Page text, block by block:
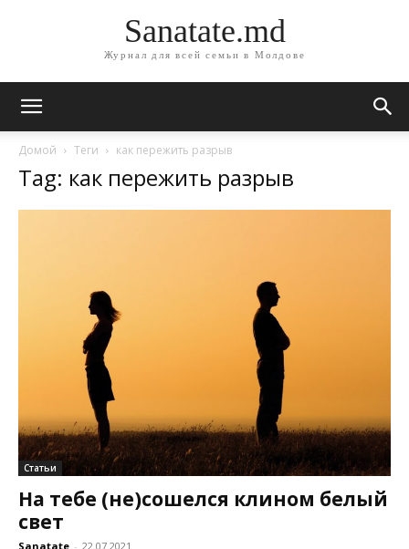
Sanatate.md
Журнал для всей семьи в Молдове
Домой Теги как пережить разрыв
Tag: как пережить разрыв
Статьи
На тебе (не)сошелся клином белый
свет
Sanatate - 22.07.2021